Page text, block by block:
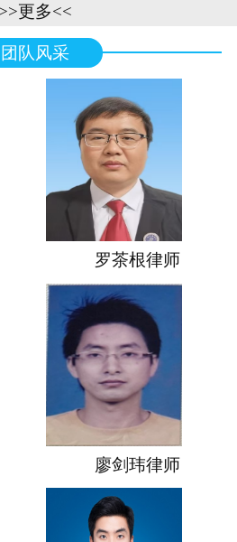
>>更多<<
团队风采
罗茶根律师
廖剑玮律师